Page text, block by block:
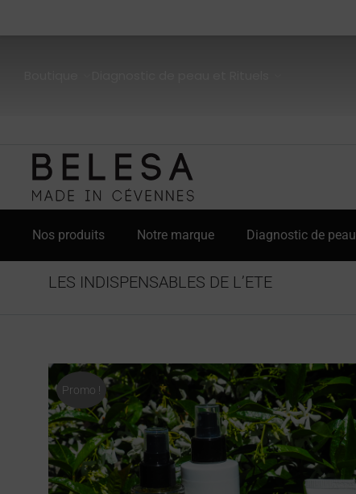
Nos produits Notre marque Diagnostic de peau
LES INDISPENSABLES DE L’ETE
Promo !